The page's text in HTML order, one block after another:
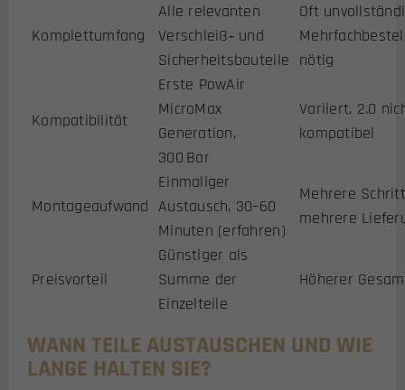
Komplettumfang
Alle relevanten
Verschleiß‑ und
Sicherheitsbauteile
Oft
nötig
Kompatibilität
Erste PowAir
MicroMax
Generation,
300 Bar
Variiert, 2.0
kompatibel
Montageaufwand
Einmaliger
Austausch, 30–60
Minuten (erfahren)
Mehrere
mehrere
Preisvorteil
Günstiger als
Summe der
Einzelteile
Höherer
WANN TEILE AUSTAUSCHEN UND WIE
LANGE HALTEN SIE?